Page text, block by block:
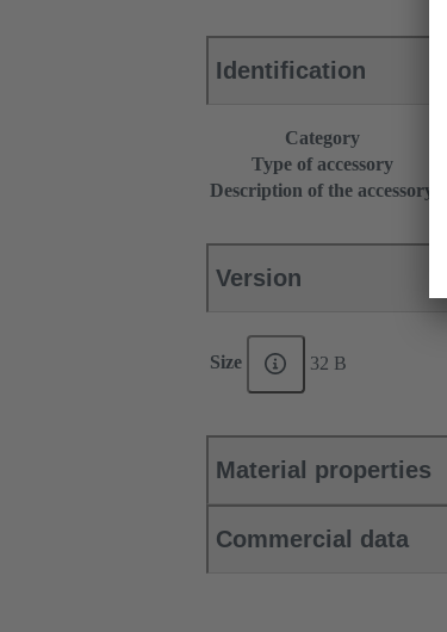
Identification
Category
Type of accessory
Description of the accessory
Version
Size 32 B
Material properties
Commercial data